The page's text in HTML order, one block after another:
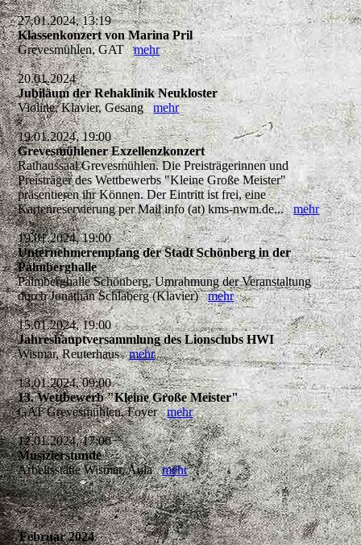
27.01.2024, 13:19
Klassenkonzert von Marina Pril
Grevesmühlen, GATmehr
20.01.2024
Jubiläum der Rehaklinik Neukloster
Violine, Klavier, Gesangmehr
19.01.2024, 19:00
Grevesmühlener Exzellenzkonzert
Rathaussaal Grevesmühlen. Die Preisträgerinnen und
Preisträger des Wettbewerbs "Kleine Große Meister"
präsentieren ihr Können. Der Eintritt ist frei, eine
Kartenreservierung per Mail info (at) kms-nwm.de...mehr
19.01.2024, 19:00
Unternehmerempfang der Stadt Schönberg in der
Palmberghalle
Palmberghalle Schönberg, Umrahmung der Veranstaltung
durch Jonathan Schlaberg (Klavier)mehr
15.01.2024, 19:00
Jahreshauptversammlung des Lionsclubs HWI
Wismar, Reuterhausmehr
13.01.2024, 09:00
13. Wettbewerb "Kleine Große Meister"
GAT Grevesmühlen, Foyermehr
12.01.2024, 17:00
Musizierstunde
Arbeitsstätte Wismar, Aulamehr
Februar 2024